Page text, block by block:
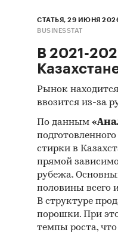
СТАТЬЯ, 29 ИЮНЯ
BUSINESSTAT
В 2021-
Рынок
ввозится из-за
По данным
стирки в
прямой
рубежа.
половины всего
В структуре
порошки. При
темпы роста,